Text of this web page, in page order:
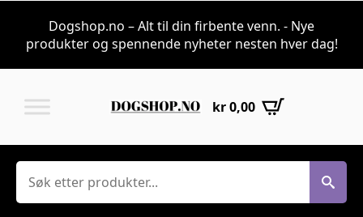
Dogshop.no – Alt til din firbente venn. - Nye
produkter og spennende nyheter nesten hver dag!
kr0,00
Søk